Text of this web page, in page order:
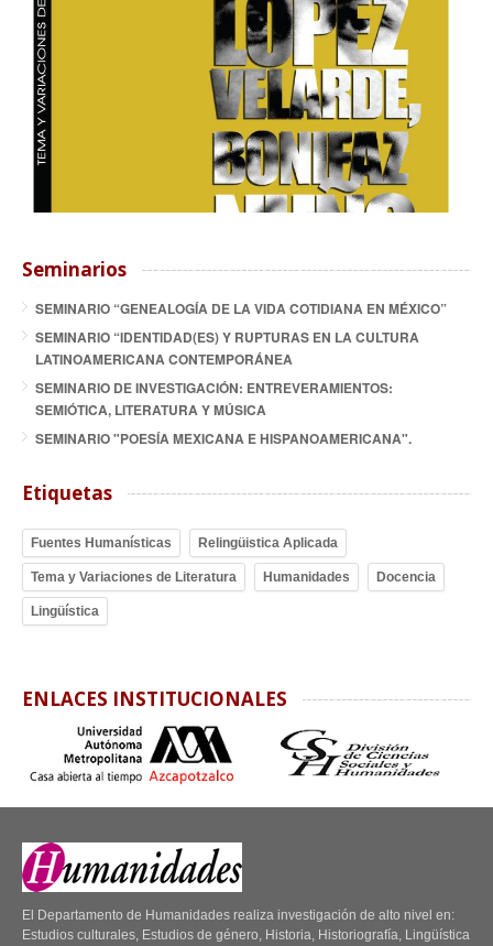
Seminarios
SEMINARIO “GENEALOGÍA DE LA VIDA COTIDIANA EN MÉXICO”
SEMINARIO “IDENTIDAD(ES) Y RUPTURAS EN LA CULTURA
LATINOAMERICANA CONTEMPORÁNEA
SEMINARIO DE INVESTIGACIÓN: ENTREVERAMIENTOS:
SEMIÓTICA, LITERATURA Y MÚSICA
SEMINARIO "POESÍA MEXICANA E HISPANOAMERICANA".
Etiquetas
Fuentes Humanísticas Relingüistica Aplicada
Tema y Variaciones de Literatura Humanidades Docencia
Lingüística
ENLACES INSTITUCIONALES
El Departamento de Humanidades realiza investigación de alto nivel en:
Estudios culturales, Estudios de género, Historia, Historiografía, Lingüística